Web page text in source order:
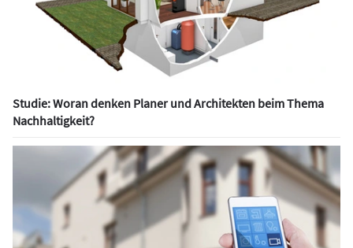
Studie: Woran denken Planer und Architekten beim Thema
Nachhaltigkeit?